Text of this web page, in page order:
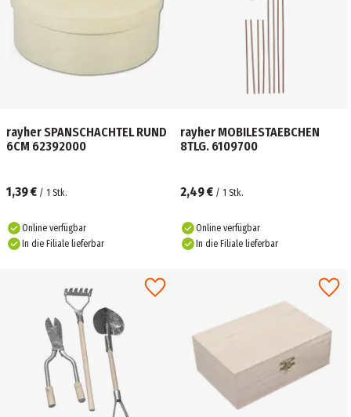
rayher SPANSCHACHTEL RUND
6CM 62392000
1,39 € / 1 Stk.
Online verfügbar
In die Filiale lieferbar
rayher MOBILESTAEBCHEN
8TLG. 6109700
2,49 € / 1 Stk.
Online verfügbar
In die Filiale lieferbar